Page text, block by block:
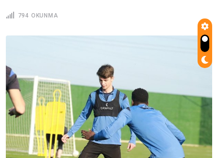
794 OKUNMA